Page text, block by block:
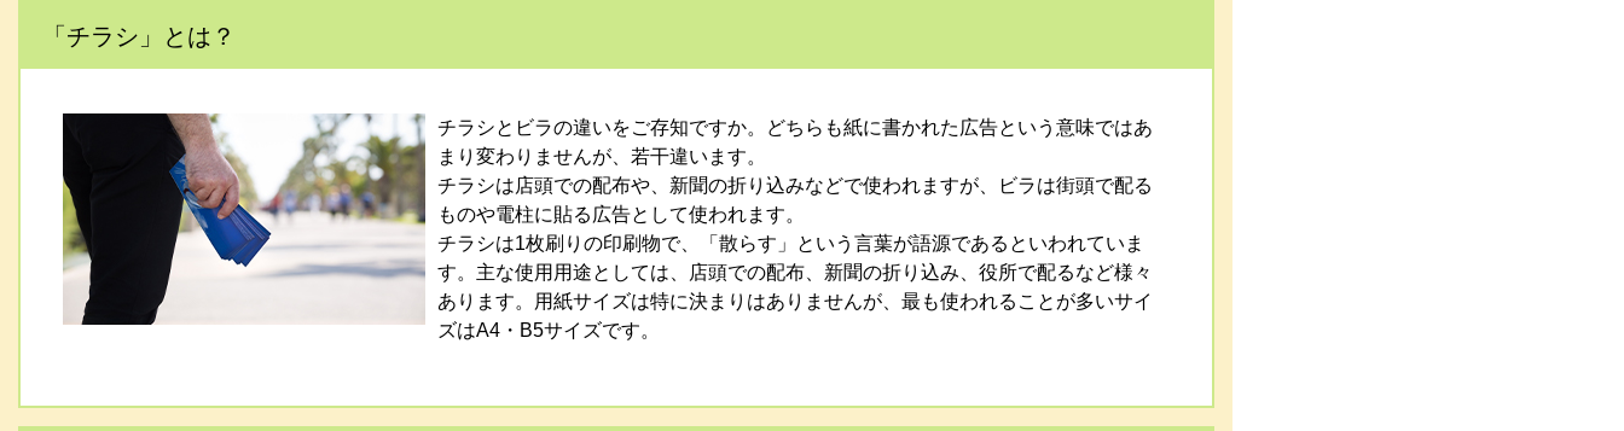
「チラシ」とは？
チラシとビラの違いをご存知ですか。どちらも紙に書かれた広告という意味ではあ
まり変わりませんが、若干違います。
チラシは店頭での配布や、新聞の折り込みなどで使われますが、ビラは街頭で配る
ものや電柱に貼る広告として使われます。
チラシは1枚刷りの印刷物で、「散らす」という言葉が語源であるといわれていま
す。主な使用用途としては、店頭での配布、新聞の折り込み、役所で配るなど様々
あります。用紙サイズは特に決まりはありませんが、最も使われることが多いサイ
ズはA4・B5サイズです。